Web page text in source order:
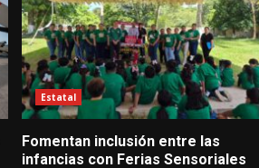
Estatal
Fomentan inclusión entre las
infancias con Ferias Sensoriales